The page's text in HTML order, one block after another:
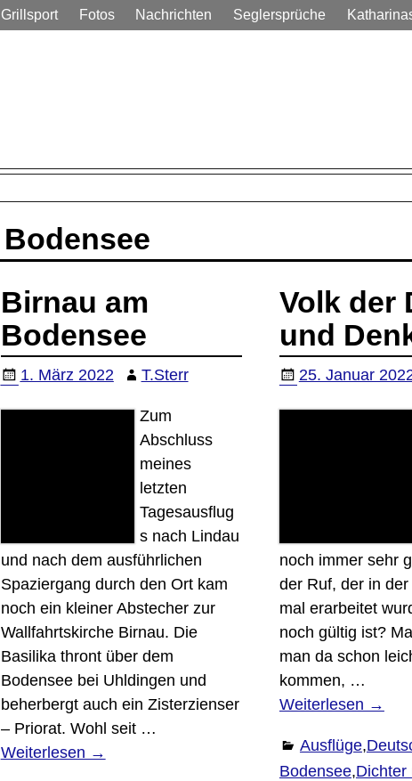
Grillsport Fotos Nachrichten Seglersprüche
Bodensee
Birnau am
Bodensee
1. März 2022 T.Sterr
Zum
Abschluss
meines
letzten
Tagesausflug
s nach Lindau
und nach dem ausführlichen
Spaziergang durch den Ort kam
noch ein kleiner Abstecher zur
Wallfahrtskirche Birnau. Die
Basilika thront über dem
Bodensee bei Uhldingen und
beherbergt auch ein Zisterzienser
– Priorat. Wohl seit …
Weiterlesen →
Volk der
und
25. Januar
noch immer sehr
der Ruf, der in
mal erarbeitet
noch gültig ist?
man da schon
kommen, …
Weiterlesen →
Ausflüge,
Bodensee,Dichter